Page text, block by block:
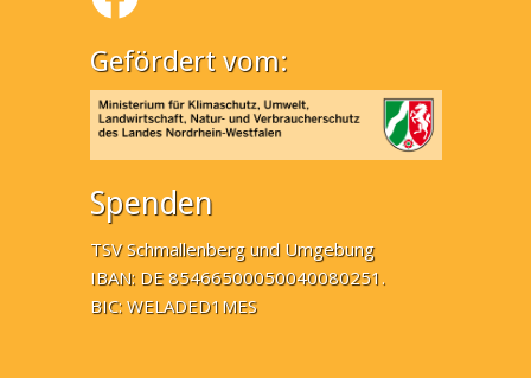
Gefördert vom:
Spenden
TSV Schmallenberg und Umgebung
IBAN: DE 85466500050040080251.
BIC: WELADED1MES